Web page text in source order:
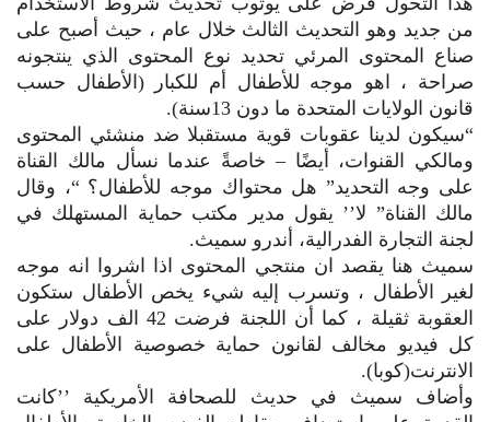
من جديد وهو التحديث الثالث خلال عام ، حيث أصبح على
صناع المحتوى المرئي تحديد نوع المحتوى الذي ينتجونه
صراحة ، اهو موجه للأطفال أم للكبار (الأطفال حسب
قانون الولايات المتحدة ما دون 13سنة).
“سيكون لدينا عقوبات قوية مستقبلا ضد منشئي المحتوى
ومالكي القنوات، أيضًا – خاصةً عندما نسأل مالك القناة
على وجه التحديد” هل محتواك موجه للأطفال؟ “، وقال
مالك القناة” لا’’ يقول مدير مكتب حماية المستهلك في
لجنة التجارة الفدرالية، أندرو سميث.
سميث هنا يقصد ان منتجي المحتوى اذا اشروا انه موجه
لغير الأطفال ، وتسرب إليه شيء يخص الأطفال ستكون
العقوبة ثقيلة ، كما أن اللجنة فرضت 42 الف دولار على
كل فيديو مخالف لقانون حماية خصوصية الأطفال على
الانترنت(كوبا).
وأضاف سميث في حديث للصحافة الأمريكية ’’كانت